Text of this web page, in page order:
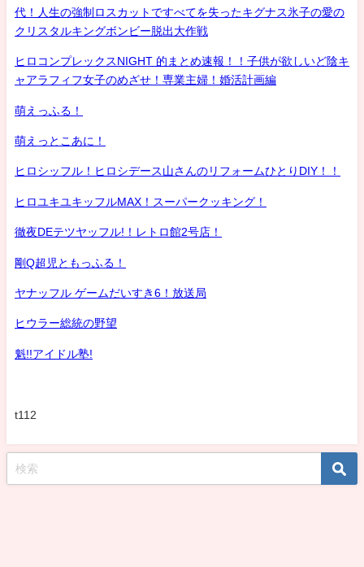
代！人生の強制ロスカットですべてを失ったキグナス氷子の愛の
クリスタルキングボンビー脱出大作戦
ヒロコンプレックスNIGHT 的まとめ速報！！子供が欲しいど陰キ
ャアラフィフ女子のめざせ！専業主婦！婚活計画編
萌えっふる！
萌えっとこあに！
ヒロシッフル！ヒロシデース山さんのリフォームひとりDIY！！
ヒロユキユキッフルMAX！スーパークッキング！
徹夜DEテツヤッフル!！レトロ館2号店！
剛Q超児ともっふる！
ヤナッフル ゲームだいすき6！放送局
ヒウラー総統の野望
魁!!アイドル塾!
t112